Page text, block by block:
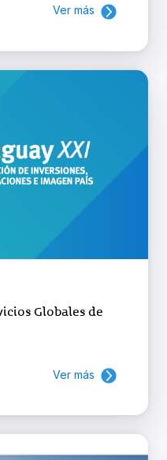
Ver más
Globales de
Ver más